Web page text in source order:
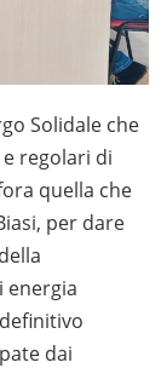
Solidale che
regolari di
quella che
per dare
energia
dai